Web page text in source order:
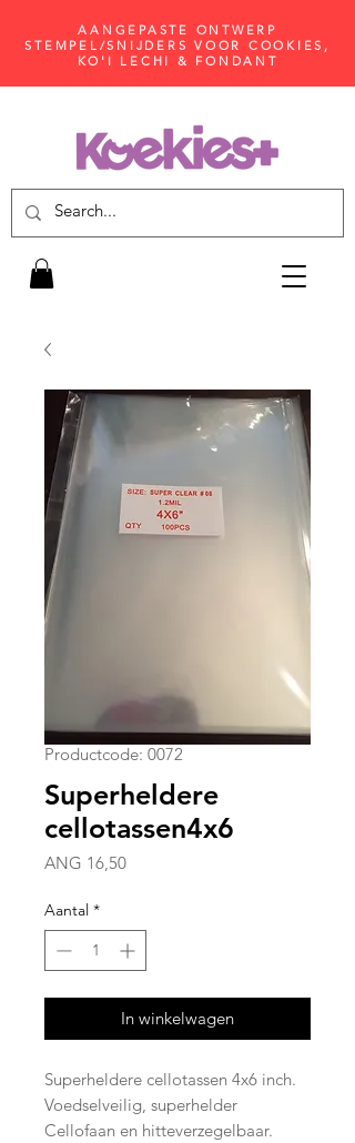
AANGEPASTE ONTWERP
STEMPEL/SNIJDERS VOOR COOKIES,
KO'I LECHI & FONDANT
Productcode: 0072
Superheldere
cellotassen4x6
ANG 16,50Prijs
Aantal *
In winkelwagen
Superheldere cellotassen 4x6 inch.
Voedselveilig, superhelder
Cellofaan en hitteverzegelbaar.